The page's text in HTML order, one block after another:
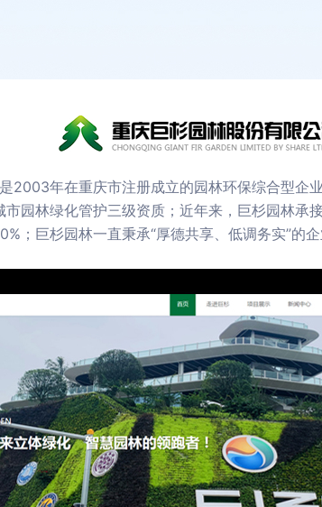
2003年在重庆市注册成立的园林环保综合型
园林绿化管护三级资质；近年来，巨杉园林承
；巨杉园林一直秉承“厚德共享、低调务实”的